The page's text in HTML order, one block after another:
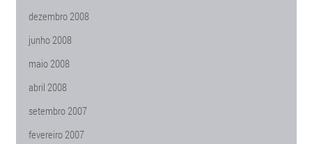
dezembro 2008
junho 2008
maio 2008
abril 2008
setembro 2007
fevereiro 2007